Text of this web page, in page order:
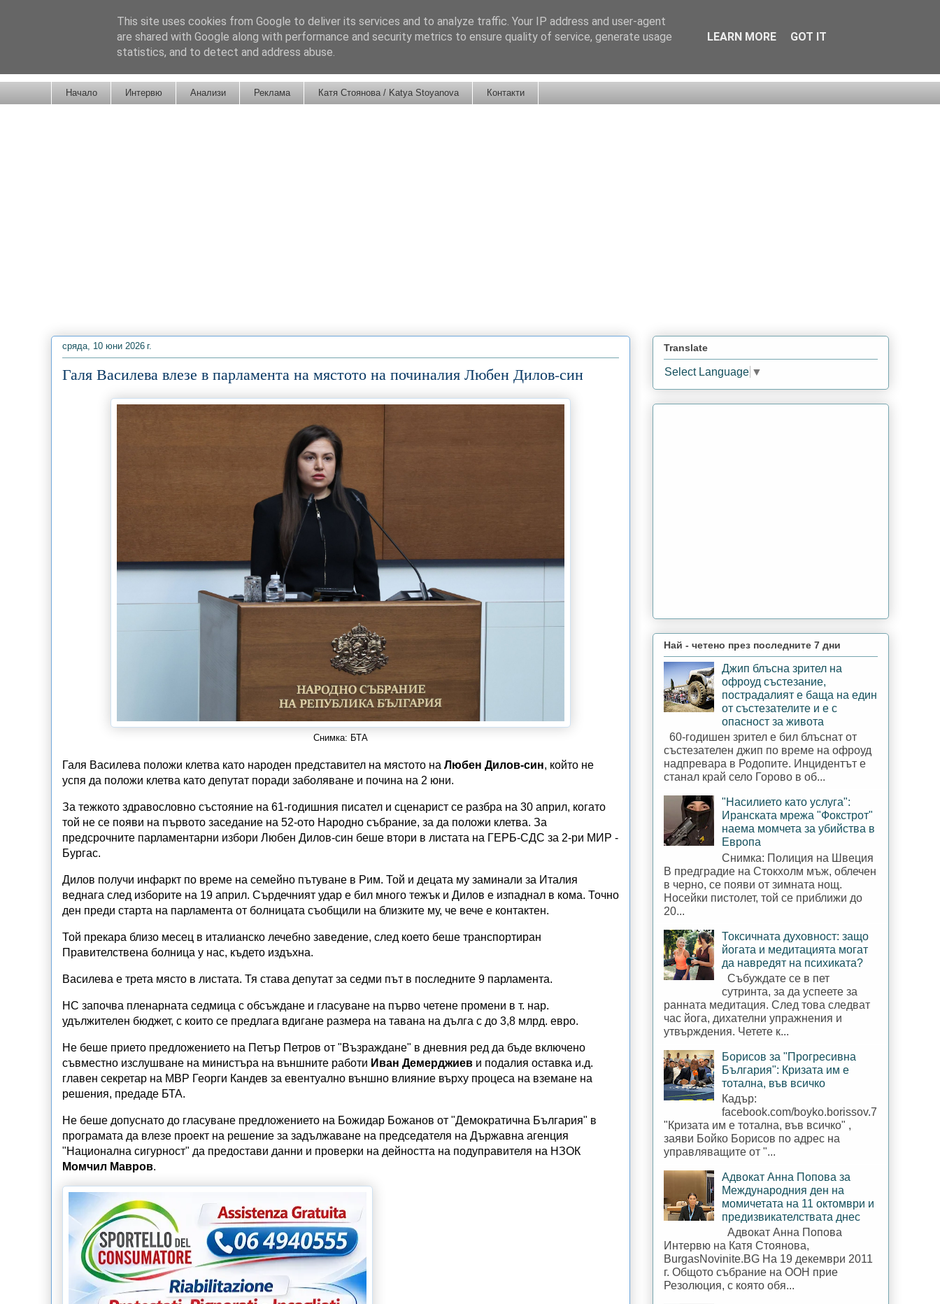
Начало Интервю Анализи Реклама Катя Стоянова / Katya Stoyanova Контакти
сряда, 10 юни 2026 г.
Галя Василева влезе в парламента на мястото на починалия Любен Дилов-син
Снимка: БТА
Галя Василева положи клетва като народен представител на мястото на Любен Дилов-син, който не
успя да положи клетва като депутат поради заболяване и почина на 2 юни.
За тежкото здравословно състояние на 61-годишния писател и сценарист се разбра на 30 април, когато
той не се появи на първото заседание на 52-ото Народно събрание, за да положи клетва. За
предсрочните парламентарни избори Любен Дилов-син беше втори в листата на ГЕРБ-СДС за 2-ри МИР -
Бургас.
Дилов получи инфаркт по време на семейно пътуване в Рим. Той и децата му заминали за Италия
веднага след изборите на 19 април. Сърдечният удар е бил много тежък и Дилов е изпаднал в кома. Точно
ден преди старта на парламента от болницата съобщили на близките му, че вече е контактен.
Той прекара близо месец в италианско лечебно заведение, след което беше транспортиран
Правителствена болница у нас, където издъхна.
Василева е трета място в листата. Тя става депутат за седми път в последните 9 парламента.
НС започва пленарната седмица с обсъждане и гласуване на първо четене промени в т. нар.
удължителен бюджет, с които се предлага вдигане размера на тавана на дълга с до 3,8 млрд. евро.
Не беше прието предложението на Петър Петров от "Възраждане" в дневния ред да бъде включено
съвместно изслушване на министъра на външните работи Иван Демерджиев и подалия оставка и.д.
главен секретар на МВР Георги Кандев за евентуално външно влияние върху процеса на вземане на
решения, предаде БТА.
Не беше допуснато до гласуване предложението на Божидар Божанов от "Демократична България" в
програмата да влезе проект на решение за задължаване на председателя на Държавна агенция
"Национална сигурност" да предостави данни и проверки на дейността на подуправителя на НЗОК
Момчил Мавров.
Translate
Select Language ▼
Най - четено през последните 7 дни
Джип блъсна зрител на
офроуд състезание,
пострадалият е баща на един
от състезателите и е с
опасност за живота
60-годишен зрител е бил блъснат от
състезателен джип по време на офроуд
надпревара в Родопите. Инцидентът е
станал край село Горово в об...
"Насилието като услуга":
Иранската мрежа "Фокстрот"
наема момчета за убийства в
Европа
Снимка: Полиция на Швеция
В предградие на Стокхолм мъж, облечен
в черно, се появи от зимната нощ.
Носейки пистолет, той се приближи до
20...
Токсичната духовност: защо
йогата и медитацията могат
да навредят на психиката?
Събуждате се в пет
сутринта, за да успеете за
ранната медитация. След това следват
час йога, дихателни упражнения и
утвърждения. Четете к...
Борисов за "Прогресивна
България": Кризата им е
тотална, във всичко
Кадър:
facebook.com/boyko.borissov.7
"Кризата им е тотална, във всичко" ,
заяви Бойко Борисов по адрес на
управляващите от "...
Адвокат Анна Попова за
Международния ден на
момичетата на 11 октомври и
предизвикателствата днес
Адвокат Анна Попова
Интервю на Катя Стоянова,
BurgasNovinite.BG На 19 декември 2011
г. Общото събрание на ООН прие
Резолюция, с която обя...
This site uses cookies from Google to deliver its services and to analyze traffic. Your IP address and user-agent
are shared with Google along with performance and security metrics to ensure quality of service, generate usage
statistics, and to detect and address abuse.
LEARN MORE GOT IT